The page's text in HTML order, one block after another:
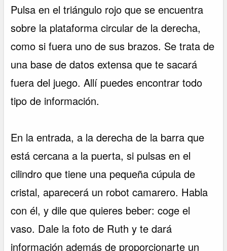
Pulsa en el triángulo rojo que se encuentra
sobre la plataforma circular de la derecha,
como si fuera uno de sus brazos. Se trata de
una base de datos extensa que te sacará
fuera del juego. Allí puedes encontrar todo
tipo de información.
En la entrada, a la derecha de la barra que
está cercana a la puerta, si pulsas en el
cilindro que tiene una pequeña cúpula de
cristal, aparecerá un robot camarero. Habla
con él, y dile que quieres beber: coge el
vaso. Dale la foto de Ruth y te dará
información además de proporcionarte un